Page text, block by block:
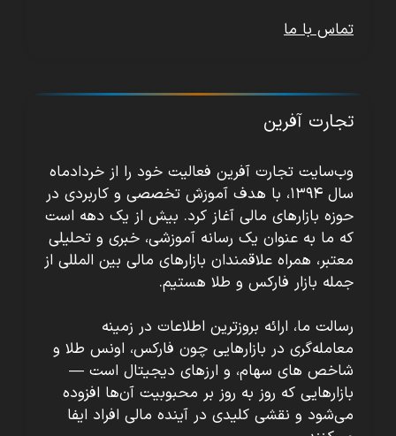
تماس با ما
تجارت آفرین
وب‌سایت تجارت آفرین فعالیت خود را از خردادماه
سال ۱۳۹۴، با هدف آموزش تخصصی و کاربردی در
حوزه بازارهای مالی آغاز کرد. بیش از یک دهه است
که ما به عنوان یک رسانه آموزشی، خبری و تحلیلی
معتبر، همراه علاقمندان بازارهای مالی بین المللی از
جمله بازار فارکس و طلا هستیم.
رسالت ما، ارائه بروزترین اطلاعات در زمینه
معامله‌گری در بازارهایی چون فارکس، اونس طلا و
شاخص های سهام، و ارزهای دیجیتال است —
بازارهایی که روز به روز بر محبوبیت آن‌ها افزوده
می‌شود و نقشی کلیدی در آینده مالی افراد ایفا